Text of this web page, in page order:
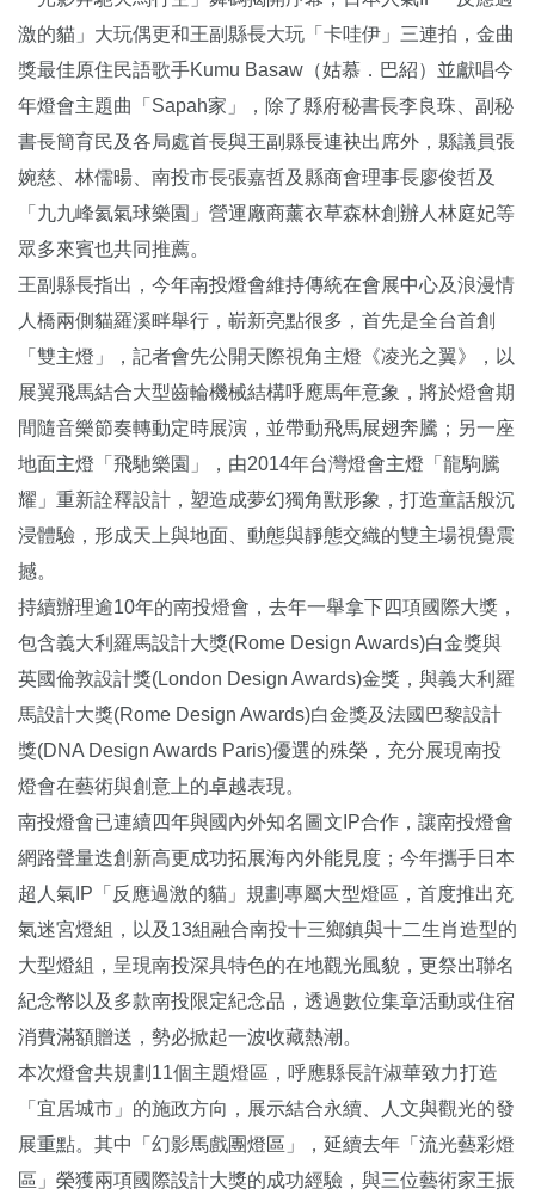
激的貓」大玩偶更和王副縣長大玩「卡哇伊」三連拍，金曲
獎最佳原住民語歌手Kumu Basaw（姑慕．巴紹）並獻唱今
年燈會主題曲「Sapah家」，除了縣府秘書長李良珠、副秘
書長簡育民及各局處首長與王副縣長連袂出席外，縣議員張
婉慈、林儒暘、南投市長張嘉哲及縣商會理事長廖俊哲及
「九九峰氦氣球樂園」營運廠商薰衣草森林創辦人林庭妃等
眾多來賓也共同推薦。
王副縣長指出，今年南投燈會維持傳統在會展中心及浪漫情
人橋兩側貓羅溪畔舉行，嶄新亮點很多，首先是全台首創
「雙主燈」，記者會先公開天際視角主燈《凌光之翼》，以
展翼飛馬結合大型齒輪機械結構呼應馬年意象，將於燈會期
間隨音樂節奏轉動定時展演，並帶動飛馬展翅奔騰；另一座
地面主燈「飛馳樂園」，由2014年台灣燈會主燈「龍駒騰
耀」重新詮釋設計，塑造成夢幻獨角獸形象，打造童話般沉
浸體驗，形成天上與地面、動態與靜態交織的雙主場視覺震
撼。
持續辦理逾10年的南投燈會，去年一舉拿下四項國際大獎，
包含義大利羅馬設計大獎(Rome Design Awards)白金獎與
英國倫敦設計獎(London Design Awards)金獎，與義大利羅
馬設計大獎(Rome Design Awards)白金獎及法國巴黎設計
獎(DNA Design Awards Paris)優選的殊榮，充分展現南投
燈會在藝術與創意上的卓越表現。
南投燈會已連續四年與國內外知名圖文IP合作，讓南投燈會
網路聲量迭創新高更成功拓展海內外能見度；今年攜手日本
超人氣IP「反應過激的貓」規劃專屬大型燈區，首度推出充
氣迷宮燈組，以及13組融合南投十三鄉鎮與十二生肖造型的
大型燈組，呈現南投深具特色的在地觀光風貌，更祭出聯名
紀念幣以及多款南投限定紀念品，透過數位集章活動或住宿
消費滿額贈送，勢必掀起一波收藏熱潮。
本次燈會共規劃11個主題燈區，呼應縣長許淑華致力打造
「宜居城市」的施政方向，展示結合永續、人文與觀光的發
展重點。其中「幻影馬戲團燈區」，延續去年「流光藝彩燈
區」榮獲兩項國際設計大獎的成功經驗，與三位藝術家王振